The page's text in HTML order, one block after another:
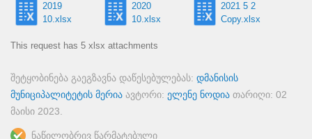
2019
10.xlsx
2020
10.xlsx
2021 5 2
Copy.xlsx
This request has 5 xlsx attachments
შეტყობინება გაეგზავნა დაწესებულებას: დმანისის
მუნიციპალიტეტის მერია ავტორი: ელენე ნოდია თარიღი: 02
მაისი 2023
ნაწილობრივ წარმატებული